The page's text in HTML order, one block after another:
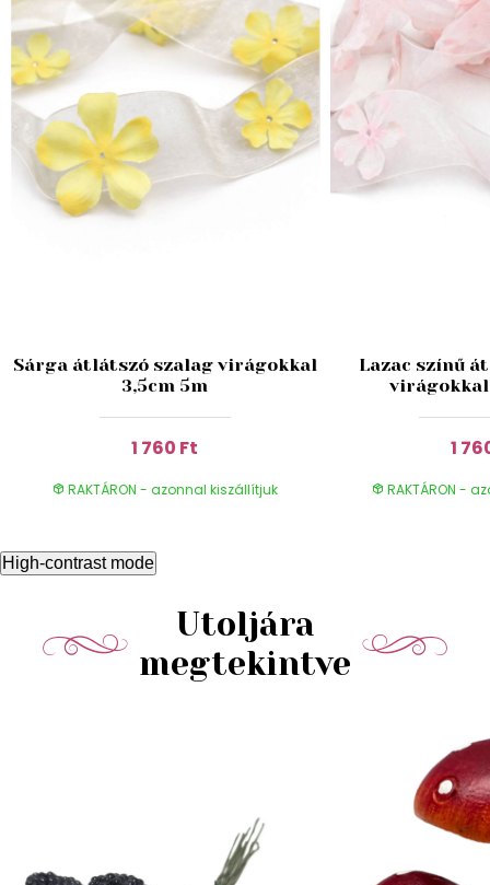
Sárga átlátszó szalag virágokkal
3,5cm 5m
1 760 Ft
RAKTÁRON - azonnal kiszállítjuk
Lazac színű
virágokkal
1
RAKTÁRON -
High-contrast mode
Utoljára
megtekintve